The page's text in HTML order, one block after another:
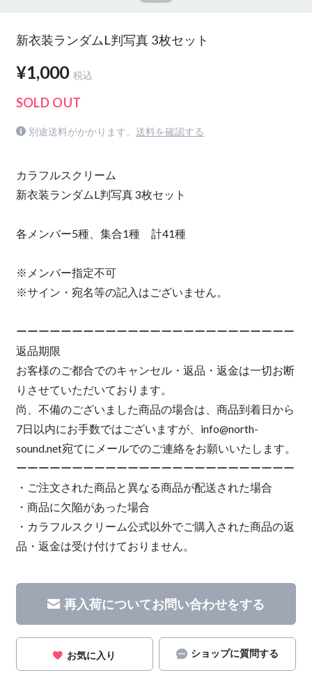
新衣装ランダムL判写真 3枚セット
¥1,000 税込
SOLD OUT
別途送料がかかります。 送料を確認する
カラフルスクリーム
新衣装ランダムL判写真 3枚セット
各メンバー5種、集合1種 計41種
※メンバー指定不可
※サイン・宛名等の記入はございません。
ーーーーーーーーーーーーーーーーーーーーーーーーー
返品期限
お客様のご都合でのキャンセル・返品・返金は一切お断
りさせていただいております。
尚、不備のございました商品の場合は、商品到着日から
7日以内にお手数ではございますが、 info@north-
sound.net宛てにメールでのご連絡をお願いいたします。
ーーーーーーーーーーーーーーーーーーーーーーーーー
・ご注文された商品と異なる商品が配送された場合
・商品に欠陥があった場合
・カラフルスクリーム公式以外でご購入された商品の返
品・返金は受け付けておりません。
再入荷についてお問い合わせをする
お気に入り ショップに質問する